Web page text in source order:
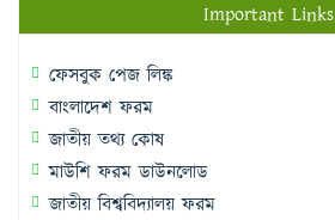
Important Links
ফেসবুক পেজ লিঙ্ক
বাংলাদেশ ফরম
জাতীয় তথ্য কোষ
মাউশি ফরম ডাউনলোড
জাতীয় বিশ্ববিদ্যালয় ফরম